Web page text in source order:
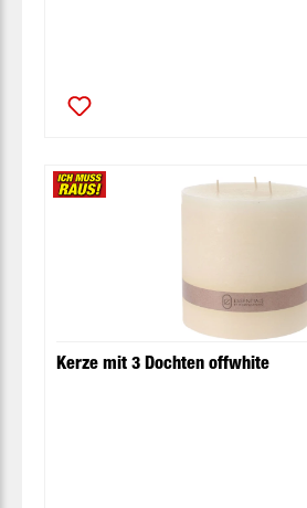
Kerze mit 3 Dochten offwhite